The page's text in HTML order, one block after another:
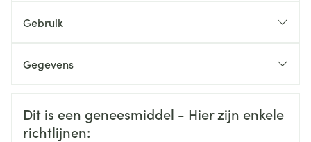
Gebruik
dosering aangepast wordt aan het
lichaamsgewicht van de patiënt
Gegevens
Organisaties
Veiligheidsinformatie
Dit is een geneesmiddel - Hier zijn enkele
richtlijnen: